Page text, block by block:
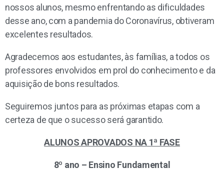
nossos alunos, mesmo enfrentando as dificuldades
desse ano, com a pandemia do Coronavírus, obtiveram
excelentes resultados.
Agradecemos aos estudantes, às famílias, a todos os
professores envolvidos em prol do conhecimento e da
aquisição de bons resultados.
Seguiremos juntos para as próximas etapas com a
certeza de que o sucesso será garantido.
ALUNOS APROVADOS NA 1ª FASE
8º ano – Ensino Fundamental